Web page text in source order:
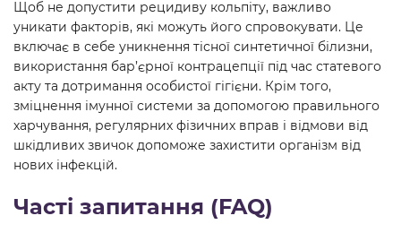
Щоб не допустити рецидиву кольпіту, важливо
уникати факторів, які можуть його спровокувати. Це
включає в себе уникнення тісної синтетичної білизни,
використання бар’єрної контрацепції під час статевого
акту та дотримання особистої гігієни. Крім того,
зміцнення імунної системи за допомогою правильного
харчування, регулярних фізичних вправ і відмови від
шкідливих звичок допоможе захистити організм від
нових інфекцій.
Часті запитання (FAQ)